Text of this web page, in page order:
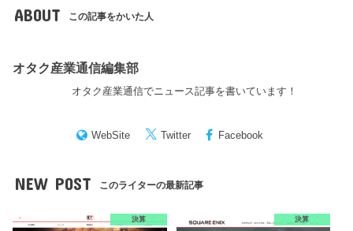
ABOUT この記事をかいた人
オタク産業通信編集部
オタク産業通信でニュース記事を書いています！
WebSite Twitter Facebook
NEW POST このライターの最新記事
決算 決算